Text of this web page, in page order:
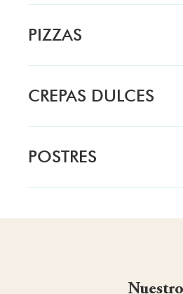
PIZZAS
CREPAS DULCES
POSTRES